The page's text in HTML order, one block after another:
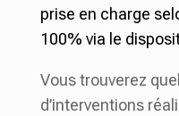
prise en charge
100% via le
Vous trouverez
d’interventions